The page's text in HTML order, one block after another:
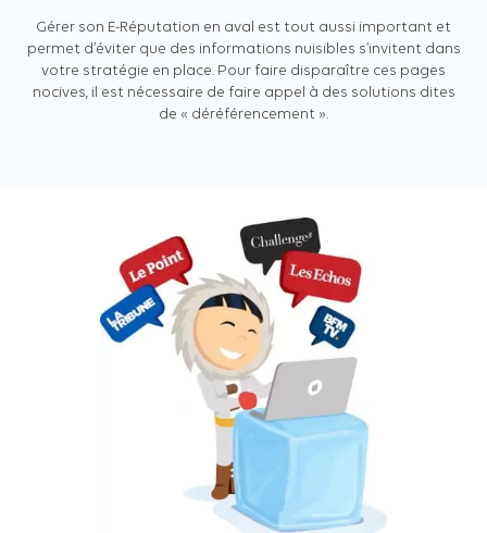
Gérer son E-Réputation en aval est tout aussi important et
permet d’éviter que des informations nuisibles s’invitent dans
votre stratégie en place. Pour faire disparaître ces pages
nocives, il est nécessaire de faire appel à des solutions dites
de « déréférencement ».